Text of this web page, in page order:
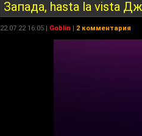
Запада, hasta la vista
22.07.22 16:05 | Goblin | 2 комментария